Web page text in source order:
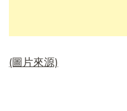
(圖片來源)